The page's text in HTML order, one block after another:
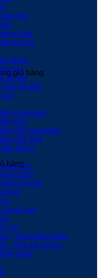
giỏ hàng.
hàng.
ứng
lạnh
tường
đứng
treo
ấn tay
ứng bệ tiểu
xả
massage
góc
góc massage
đặc biệt
đứng
gương
tắm
vệ sinh
thoát sàn
vịn
- Vòng treo khăn
- Hộp xà phòng
khác